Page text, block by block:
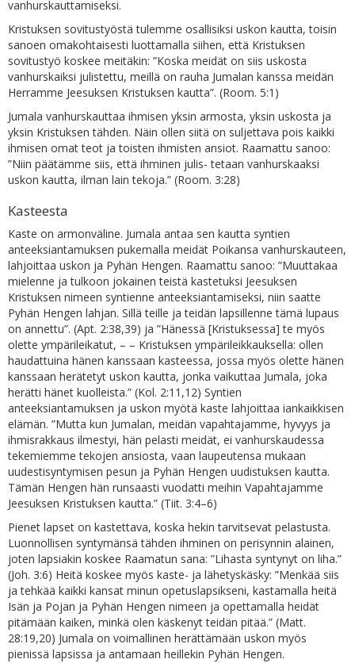
vanhurskauttamiseksi.
Kristuksen sovitustyöstä tulemme osallisiksi uskon kautta, toisin
sanoen omakohtaisesti luottamalla siihen, että Kristuksen
sovitustyö koskee meitäkin: ”Koska meidät on siis uskosta
vanhurskaiksi julistettu, meillä on rauha Jumalan kanssa meidän
Herramme Jeesuksen Kristuksen kautta”. (Room. 5:1)
Jumala vanhurskauttaa ihmisen yksin armosta, yksin uskosta ja
yksin Kristuksen tähden. Näin ollen siitä on suljettava pois kaikki
ihmisen omat teot ja toisten ihmisten ansiot. Raamattu sanoo:
”Niin päätämme siis, että ihminen julis- tetaan vanhurskaaksi
uskon kautta, ilman lain tekoja.” (Room. 3:28)
Kasteesta
Kaste on armonväline. Jumala antaa sen kautta syntien
anteeksiantamuksen pukemalla meidät Poikansa vanhurskauteen,
lahjoittaa uskon ja Pyhän Hengen. Raamattu sanoo: ”Muuttakaa
mielenne ja tulkoon jokainen teistä kastetuksi Jeesuksen
Kristuksen nimeen syntienne anteeksiantamiseksi, niin saatte
Pyhän Hengen lahjan. Sillä teille ja teidän lapsillenne tämä lupaus
on annettu”. (Apt. 2:38,39) ja ”Hänessä [Kristuksessa] te myös
olette ympärileikatut, – – Kristuksen ympärileikkauksella: ollen
haudattuina hänen kanssaan kasteessa, jossa myös olette hänen
kanssaan herätetyt uskon kautta, jonka vaikuttaa Jumala, joka
herätti hänet kuolleista.” (Kol. 2:11,12) Syntien
anteeksiantamuksen ja uskon myötä kaste lahjoittaa iankaikkisen
elämän. ”Mutta kun Jumalan, meidän vapahtajamme, hyvyys ja
ihmisrakkaus ilmestyi, hän pelasti meidät, ei vanhurskaudessa
tekemiemme tekojen ansiosta, vaan laupeutensa mukaan
uudestisyntymisen pesun ja Pyhän Hengen uudistuksen kautta.
Tämän Hengen hän runsaasti vuodatti meihin Vapahtajamme
Jeesuksen Kristuksen kautta.” (Tiit. 3:4–6)
Pienet lapset on kastettava, koska hekin tarvitsevat pelastusta.
Luonnollisen syntymänsä tähden ihminen on perisynnin alainen,
joten lapsiakin koskee Raamatun sana: ”Lihasta syntynyt on liha.”
(Joh. 3:6) Heitä koskee myös kaste- ja lähetyskäsky: ”Menkää siis
ja tehkää kaikki kansat minun opetuslapsikseni, kastamalla heitä
Isän ja Pojan ja Pyhän Hengen nimeen ja opettamalla heidät
pitämään kaiken, minkä olen käskenyt teidän pitää.” (Matt.
28:19,20) Jumala on voimallinen herättämään uskon myös
pienissä lapsissa ja antamaan heillekin Pyhän Hengen.